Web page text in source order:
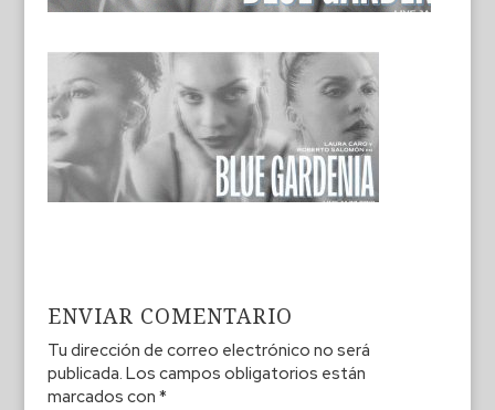
ENVIAR COMENTARIO
Tu dirección de correo electrónico no será
publicada. Los campos obligatorios están
marcados con *